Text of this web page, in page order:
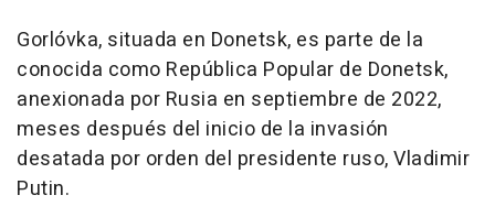
Gorlóvka, situada en Donetsk, es parte de la
conocida como República Popular de Donetsk,
anexionada por Rusia en septiembre de 2022,
meses después del inicio de la invasión
desatada por orden del presidente ruso, Vladimir
Putin.